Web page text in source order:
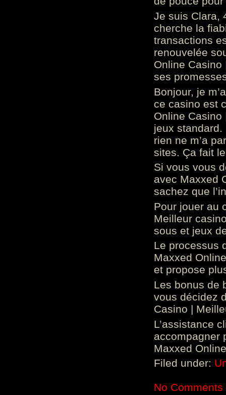
Je suis Clara,
cherche la
transactions
renouvelée
Online
ses
Bonjour, je
ce casino est
Online
jeux standard.
rien ne m’a
sites. Ça fait
Si vous vous
avec Maxxed
sachez que
Pour jouer au
Meilleur
sous et jeux
Le processus
Maxxed
et propose
Les bonus de
vous décidez
Casino |
L’assistance
accompagner
Maxxed
Filed under:
No Comments